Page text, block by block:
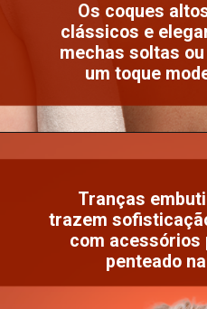
Os coques
clássicos e
mechas soltas
um toque
Tranças
trazem
com acessórios
penteado